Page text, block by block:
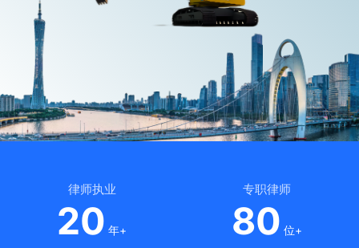
律师执业
20 年+
专职律师
80 位+